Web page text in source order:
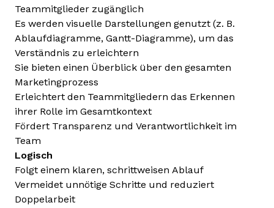
Teammitglieder zugänglich
Es werden visuelle Darstellungen genutzt (z. B.
Ablaufdiagramme, Gantt-Diagramme), um das
Verständnis zu erleichtern
Sie bieten einen Überblick über den gesamten
Marketingprozess
Erleichtert den Teammitgliedern das Erkennen
ihrer Rolle im Gesamtkontext
Fördert Transparenz und Verantwortlichkeit im
Team
Logisch
Folgt einem klaren, schrittweisen Ablauf
Vermeidet unnötige Schritte und reduziert
Doppelarbeit